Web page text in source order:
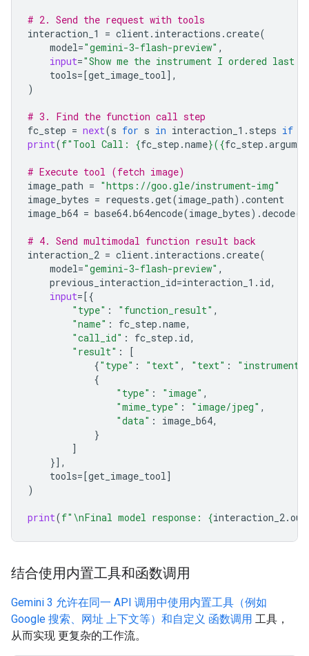
# 2. Send the request with tools
interaction_1
= client. interactions .create(
model="gemini-3-flash-preview" ,
input="Show me the instrument I ordered last
tools=[get_image_tool],
)
# 3. Find the function call step
fc_step = next(s for s in interaction_1 . steps if
print(f"Tool Call: {fc_step .name}({fc_step .
# Execute tool (fetch image)
image_path = "https://goo.gle/instrument-img"
image_bytes = requests .get(image_path) .content
image_b64 = base64.b64encode(image_bytes) .decode(
# 4. Send multimodal function result back
interaction_2 = client. interactions .create(
model="gemini-3-flash-preview" ,
previous_interaction_id=interaction_1 . id,
input=[{
"type" : "function_result" ,
"name" : fc_step .name,
"call_id" : fc_step . id,
"result" :
[
{"type" : "text" , "text" :
{
"type" : "image" ,
"mime_type" : "image/jpeg" ,
"data" : image_b64,
}
]
}],
tools=[get_image_tool]
)
print(f" \nFinal model response: {interaction_2.
结合使用内置工具和函数调用
Gemini 3 允许在同一 API 调用中使用内置工具（例如
Google 搜索、网址 上下文等）和自定义 函数调用 工具，
从而实现 更复杂的工作流。